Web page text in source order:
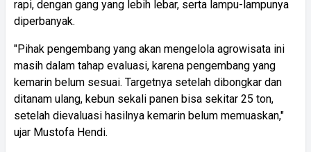
rapi, dengan gang yang lebih lebar, serta lampu-lampunya
diperbanyak.
"Pihak pengembang yang akan mengelola agrowisata ini
masih dalam tahap evaluasi, karena pengembang yang
kemarin belum sesuai. Targetnya setelah dibongkar dan
ditanam ulang, kebun sekali panen bisa sekitar 25 ton,
setelah dievaluasi hasilnya kemarin belum memuaskan,"
ujar Mustofa Hendi.